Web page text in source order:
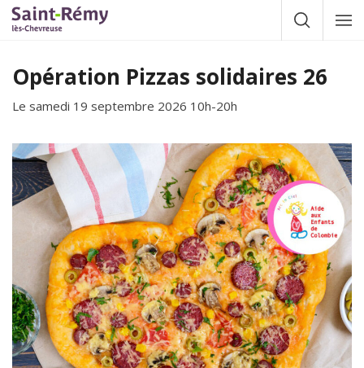
Gestion des traceurs
Afficher la
Opération Pizzas solidaires 26
Le samedi 19 septembre 2026 10h-20h